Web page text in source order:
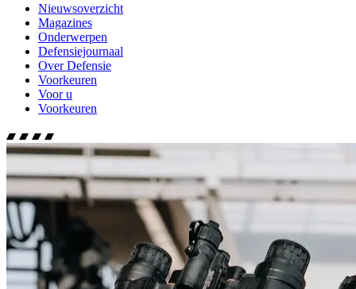
Nieuwsoverzicht
Magazines
Onderwerpen
Defensiejournaal
Over Defensie
Voorkeuren
Voor u
Voorkeuren